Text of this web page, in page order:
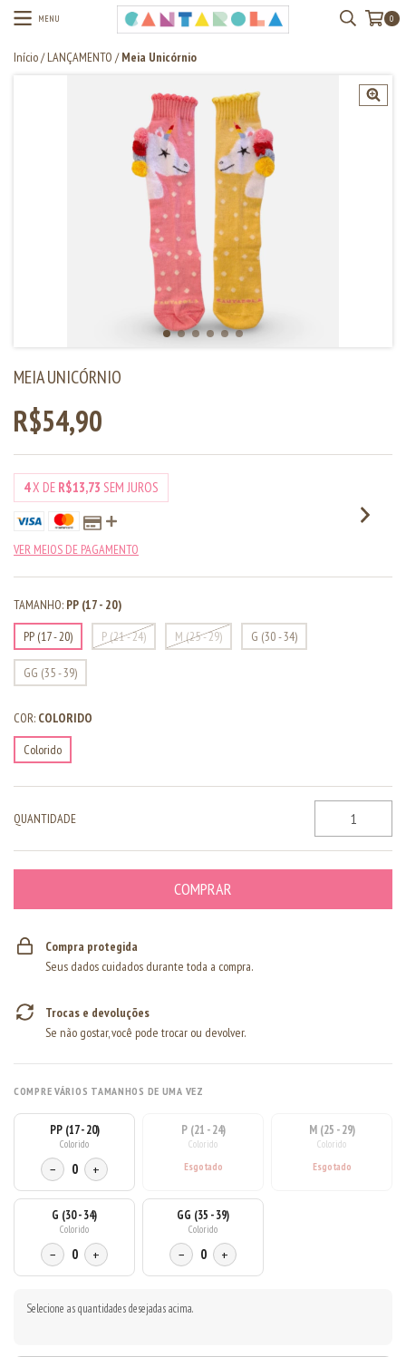
MENU 0
Início/ LANÇAMENTO / Meia Unicórnio
MEIA UNICÓRNIO
R$54,90
4X DE R$13,73 SEM JUROS
VER MEIOS DE PAGAMENTO
TAMANHO: PP (17 - 20)
PP (17 - 20)
P (21 - 24) M (25 - 29) G (30 - 34)
GG (35 - 39)
COR: COLORIDO
Colorido
QUANTIDADE
Compra protegida
Seus dados cuidados durante toda a compra.
Trocas e devoluções
Se não gostar, você pode trocar ou devolver.
COMPRE VÁRIOS TAMANHOS DE UMA VEZ
PP (17 - 20)
Colorido
− 0 +
P (21 - 24)
Colorido
M (25 - 29)
Colorido
G (30 - 34)
Colorido
− 0 +
GG (35 - 39)
Colorido
− 0 +
Selecione as quantidades desejadas acima.